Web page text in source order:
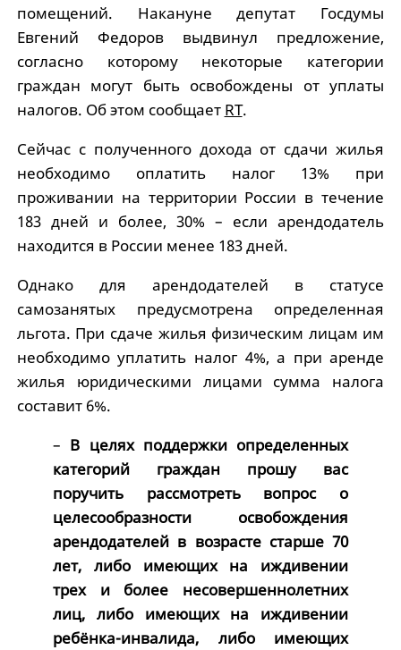
помещений. Накануне депутат Госдумы
Евгений Федоров выдвинул предложение,
согласно которому некоторые категории
граждан могут быть освобождены от уплаты
налогов. Об этом сообщает RT.
Сейчас с полученного дохода от сдачи жилья
необходимо оплатить налог 13% при
проживании на территории России в течение
183 дней и более, 30% – если арендодатель
находится в России менее 183 дней.
Однако для арендодателей в статусе
самозанятых предусмотрена определенная
льгота. При сдаче жилья физическим лицам им
необходимо уплатить налог 4%, а при аренде
жилья юридическими лицами сумма налога
составит 6%.
– В целях поддержки определенных
категорий граждан прошу вас
поручить рассмотреть вопрос о
целесообразности освобождения
арендодателей в возрасте старше 70
лет, либо имеющих на иждивении
трех и более несовершеннолетних
лиц, либо имеющих на иждивении
ребёнка-инвалида, либо имеющих